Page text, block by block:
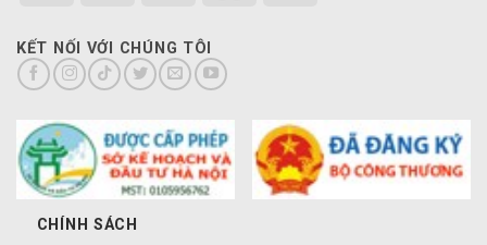
KẾT NỐI VỚI CHÚNG TÔI
CHÍNH SÁCH